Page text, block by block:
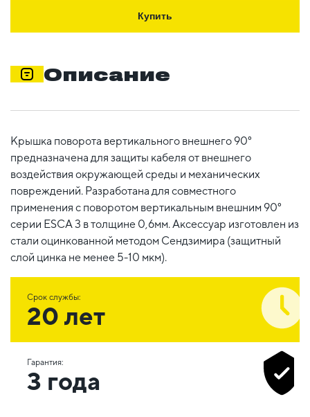
Купить
Описание
Крышка поворота вертикального внешнего 90°
предназначена для защиты кабеля от внешнего
воздействия окружающей среды и механических
повреждений. Разработана для совместного
применения с поворотом вертикальным внешним 90°
серии ESCA 3 в толщине 0,6мм. Аксессуар изготовлен из
стали оцинкованной методом Сендзимира (защитный
слой цинка не менее 5-10 мкм).
Срок службы:
20 лет
Гарантия:
3 года